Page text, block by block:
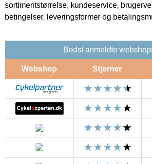
sortimentstørrelse, kundeservice,
betingelser, leveringsformer og
Bedst anmeldte
Webshop Stjerner